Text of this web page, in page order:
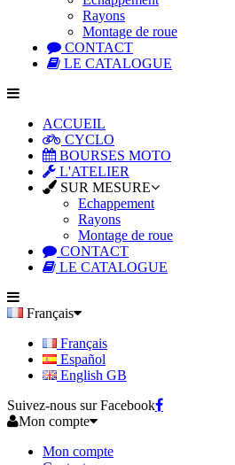
Rayons
Montage de roue
CONTACT
LE CATALOGUE
ACCUEIL
CYCLO
BOURSES MOTO
L'ATELIER
SUR MESURE
Echappement
Rayons
Montage de roue
CONTACT
LE CATALOGUE
Français
Français
Español
English GB
Suivez-nous sur Facebook
Mon compte
Mon compte